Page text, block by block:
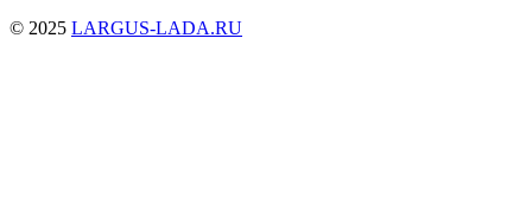
© 2025 LARGUS-LADA.RU